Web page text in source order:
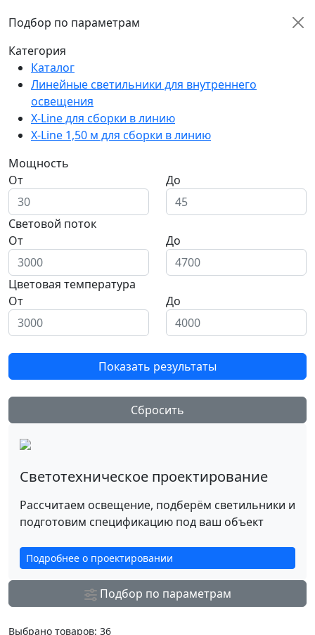
Подбор по параметрам
Категория
Каталог
Линейные светильники для внутреннего
освещения
X-Line для сборки в линию
X-Line 1,50 м для сборки в линию
Мощность
От
До
Световой поток
От
До
Цветовая температура
От
До
Показать результаты
Сбросить
Светотехническое проектирование
Рассчитаем освещение, подберём светильники и
подготовим спецификацию под ваш объект
Подробнее о проектировании
Подбор по параметрам
Выбрано товаров: 36